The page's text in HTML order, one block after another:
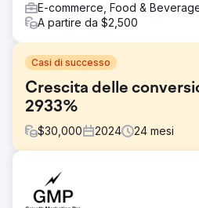
E-commerce, Food &
A partire da $2,500
Casi di successo
Crescita delle
2933%
$30,000 2024 24 mesi
L'azienda si stava avvicinando
prima volta e non aveva le basi